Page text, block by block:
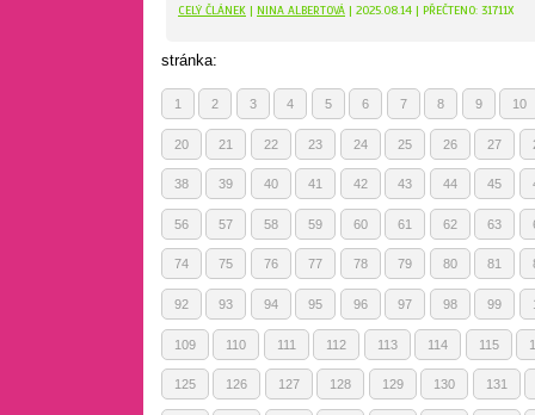
CELÝ ČLÁNEK | NINA ALBERTOVÁ | 2025.08.14 | PŘEČTENO: 31711X
stránka:
1 2 3 4 5 6 7 8 9 10
20 21 22 23 24 25 26 27
38 39 40 41 42 43 44 45
56 57 58 59 60 61 62 63
74 75 76 77 78 79 80 81
92 93 94 95 96 97 98 99
109 110 111 112 113 114 115
125 126 127 128 129 130 131